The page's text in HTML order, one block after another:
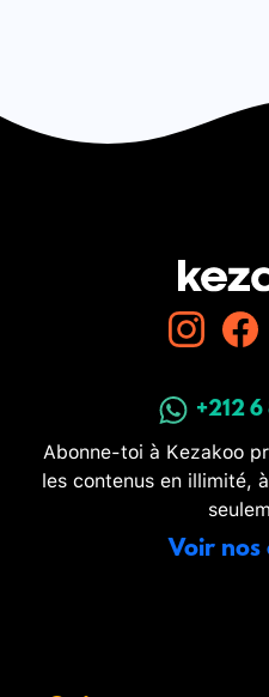
+212
Abonne-toi à Kezakoo
les contenus en illimité,
Voir nos